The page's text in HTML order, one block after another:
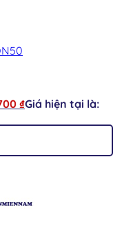
₫Giá hiện tại là: